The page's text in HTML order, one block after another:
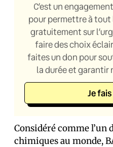
C’est un
pour permettre à tout
gratuitement sur
faire des choix
faites un don pour
la durée et garantir
Je
Considéré comme l’un
chimiques au monde,